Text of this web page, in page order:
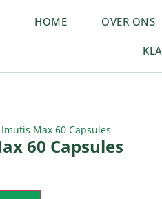
HOME OVER ONS
Max 60 Capsules
60 Capsules